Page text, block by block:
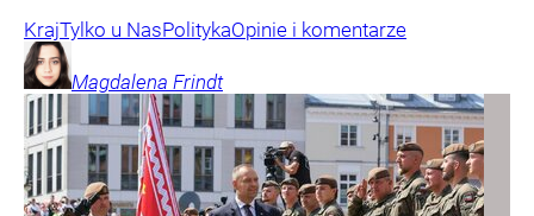
KrajTylko u NasPolitykaOpinie i komentarze
Magdalena Frindt